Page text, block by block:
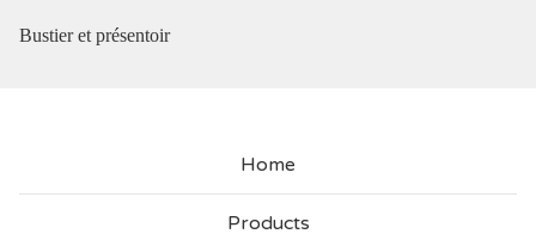
Bustier et présentoir
Home
Products